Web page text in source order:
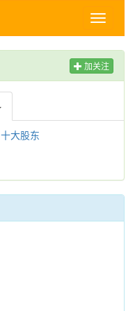
Toggle
加关注
十大股东